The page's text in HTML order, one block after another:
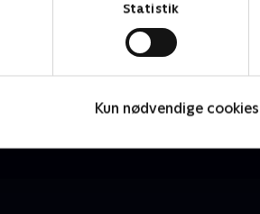
Statistik
Kun nødvendige cookies